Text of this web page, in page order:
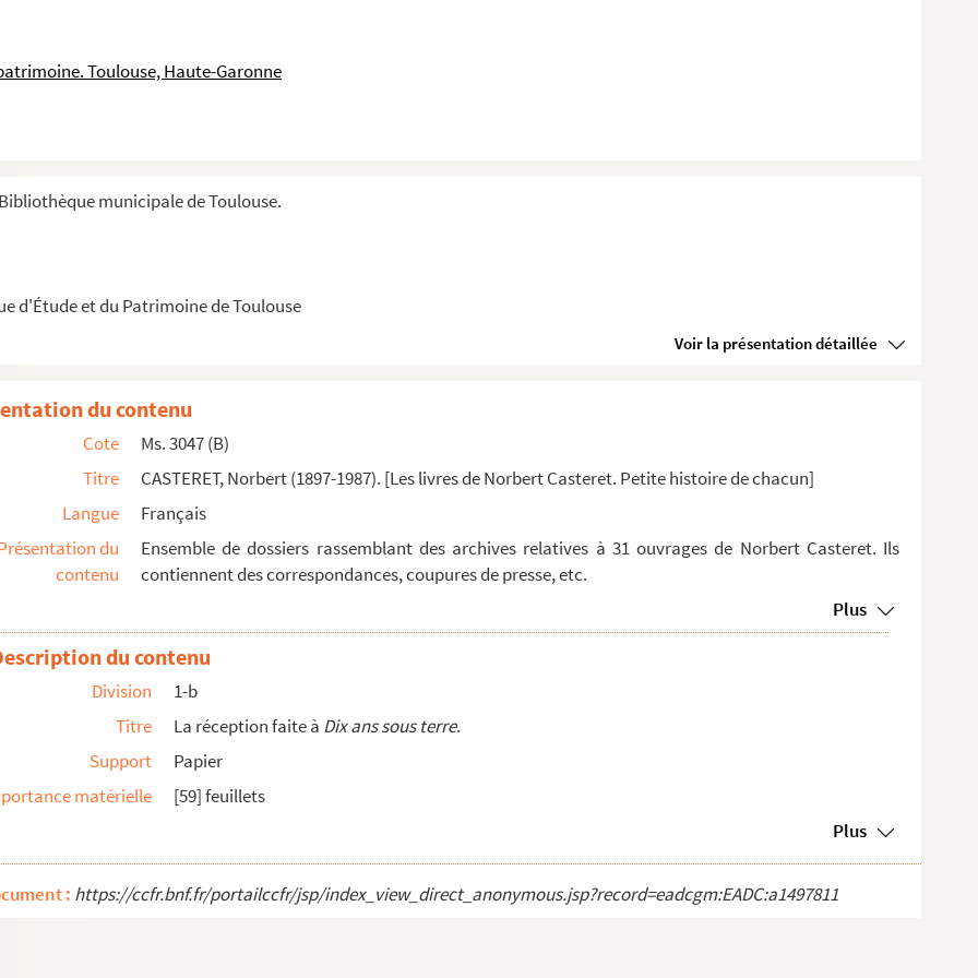
Toulouse, Haute-Garonne
municipale de Toulouse.
d'Étude et du Patrimoine de Toulouse
Voir la présentation détaillée
« Ma Vie Souterraine ». Mémoires d’un spéléologue [...
Petit Poucet
de A à Z
vocation
Correspondance
Articles, projets d’articles.]
émissions radiophoniques, conférences].
Casteret. Petite histoire de chacun]
: Mémoires d’une Chauve-souris. 8 ème...
1947 chez Didier. Réédité en mars 1980 ...
1949.
1949.
du contenu
Cote
Ms. 3047 (B)
Titre
CASTERET, Norbert (1897-1987). [Les livres de Norbert Casteret. Petite histoire de chacun]
Langue
Français
du
contenu
Ensemble de dossiers rassemblant des archives relatives à 31 ouvrages de Norbert Casteret. Ils
contiennent des correspondances, coupures de presse, etc.
Plus
du contenu
Division
1-b
Titre
La réception faite à Dix ans sous terre.
Support
Papier
matérielle
[59] feuillets
Plus
: https://ccfr.bnf.fr/portailccfr/jsp/index_view_direct_anonymous.jsp?record=eadcgm:EADC:a1497811